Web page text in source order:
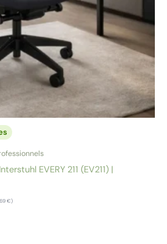
EVERY 211 (EV211) |
€)